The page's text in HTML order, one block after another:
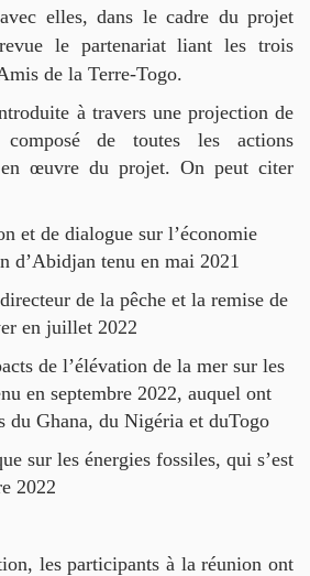
elles, dans le cadre du projet
le partenariat liant les trois
de la Terre-Togo.
à travers une projection de
de toutes les actions
œuvre du projet. On peut citer
et de dialogue sur l’économie
d’Abidjan tenu en mai 2021
de la pêche et la remise de
en juillet 2022
de l’élévation de la mer sur les
en septembre 2022, auquel ont
du Ghana, du Nigéria et duTogo
sur les énergies fossiles, qui s’est
2022
les participants à la réunion ont